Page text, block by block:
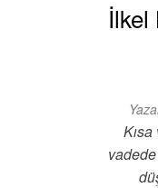
İlkel